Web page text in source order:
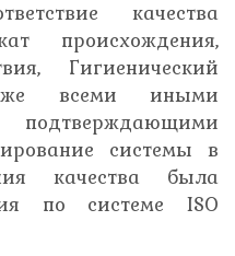
качества
происхождения,
Гигиенический
всеми иными
системы в
качества была
по системе ISO